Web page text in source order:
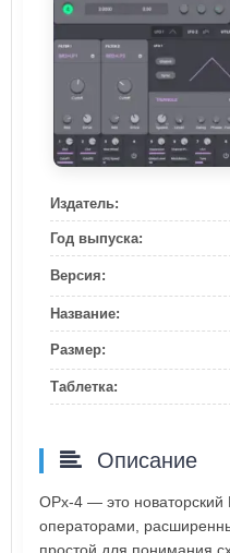
Издатель:
Год выпуска:
Версия:
Название:
Размер:
Таблетка:
Описание
OPx-4 — это новаторский
операторами,
простой для понимания